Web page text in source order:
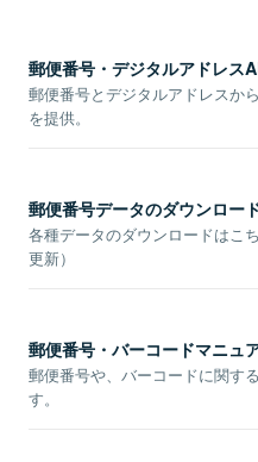
郵便番号・デジタルアドレス
郵便番号とデジタルアドレスか
を提供。
郵便番号データのダウンロー
各種データのダウンロードはこ
更新）
郵便番号・バーコードマニュ
郵便番号や、バーコードに関す
す。